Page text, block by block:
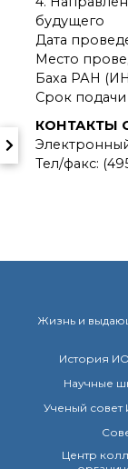
Конкурсы,
Конкурсы
должностей
История ВХК
состав
Достижения
ЯМР-центр
будущего
Дата
Место
Баха РАН
Срок подачи
КОНТАКТЫ
Тел/факс:
Жизнь и
История
Научные
Ученый
Центр